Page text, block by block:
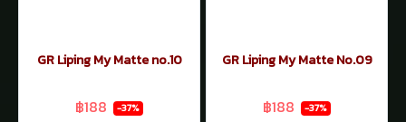
GR Liping My Matte no.10
฿188 -37%
GR Liping My Matte No.09
฿188 -37%